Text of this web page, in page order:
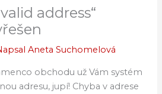
address“
Aneta Suchomelová
obchodu už Vám systém
adresu, jupí! Chyba v adrese